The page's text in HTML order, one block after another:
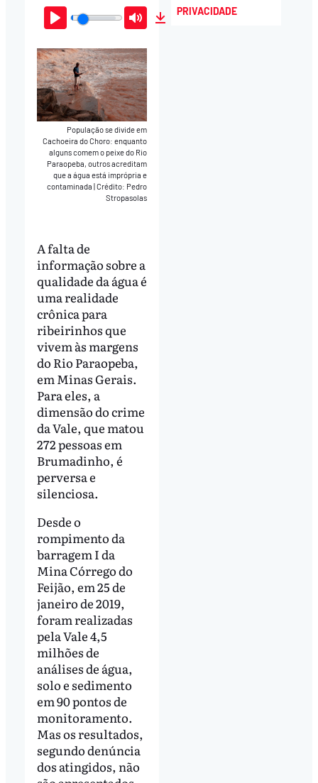
Play Mute
População se divide em
Cachoeira do Choro: enquanto
alguns comem o peixe do Rio
Paraopeba, outros acreditam
que a água está imprópria e
contaminada Crédito: Pedro
Stropasolas
A falta de
informação sobre a
qualidade da água é
uma realidade
crônica para
ribeirinhos que
vivem às margens
do Rio Paraopeba,
em Minas Gerais.
Para eles, a
dimensão do crime
da Vale, que matou
272 pessoas em
Brumadinho, é
perversa e
silenciosa.
Desde o
rompimento da
barragem I da
Mina Córrego do
Feijão, em 25 de
janeiro de 2019,
foram realizadas
pela Vale 4,5
milhões de
análises de água,
solo e sedimento
em 90 pontos de
monitoramento.
Mas os resultados,
segundo denúncia
dos atingidos, não
PRIVACIDADE